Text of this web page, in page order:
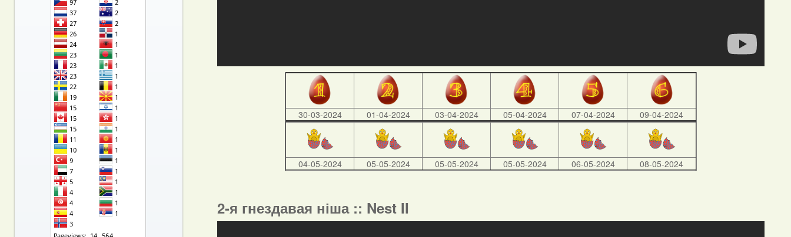
30-03-2024 01-04-2024 03-04-2024 05-04-2024 07-04-2024 09-04-2024
04-05-2024 05-05-2024 05-05-2024 05-05-2024 06-05-2024 08-05-2024
2-я гнездавая ніша :: Nest II